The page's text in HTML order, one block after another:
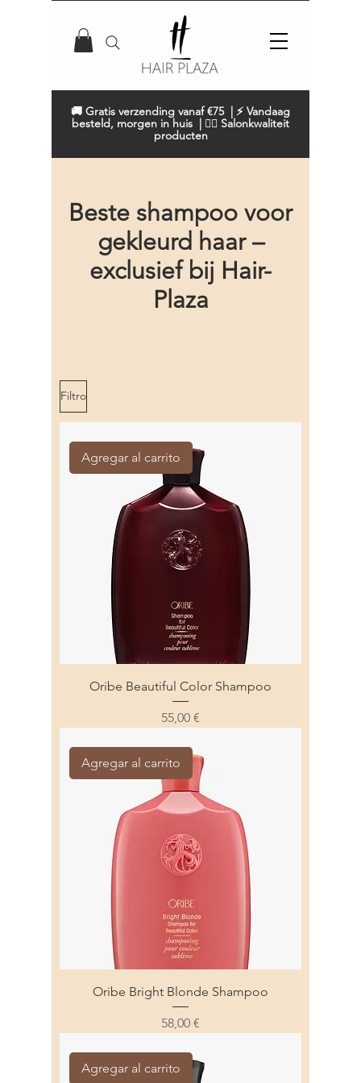
🚚 Gratis verzending vanaf €75 | ⚡ Vandaag
besteld, morgen in huis | 💇‍♀️ Salonkwaliteit
producten
Beste shampoo voor
gekleurd haar –
exclusief bij Hair-
Plaza
Filtro
Agregar al carrito
Oribe Beautiful Color Shampoo
Precio
55,00 €
Agregar al carrito
Oribe Bright Blonde Shampoo
Precio
58,00 €
Agregar al carrito